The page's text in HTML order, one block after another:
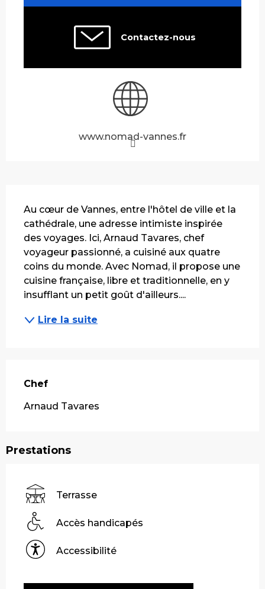
Contactez-nous
www.nomad-vannes.fr
Au cœur de Vannes, entre l'hôtel de ville et la
cathédrale, une adresse intimiste inspirée
des voyages. Ici, Arnaud Tavares, chef
voyageur passionné, a cuisiné aux quatre
coins du monde. Avec Nomad, il propose une
cuisine française, libre et traditionnelle, en y
insufflant un petit goût d'ailleurs....
Lire la suite
Chef
Chef
Arnaud Tavares
Prestations
Terrasse
Accès handicapés
Accessibilité